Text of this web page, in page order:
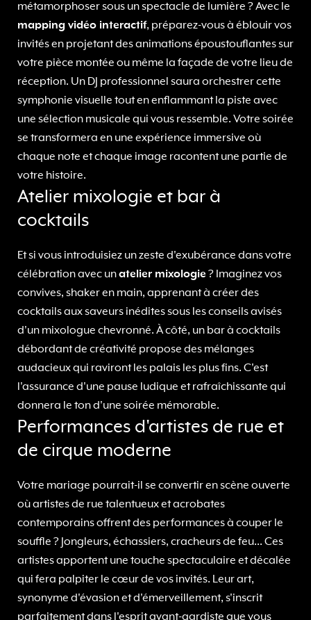
métamorphoser sous un spectacle de lumière ? Avec le
mapping vidéo interactif, préparez-vous à éblouir vos
invités en projetant des animations époustouflantes sur
votre pièce montée ou même la façade de votre lieu de
réception. Un DJ professionnel saura orchestrer cette
symphonie visuelle tout en enflammant la piste avec
une sélection musicale qui vous ressemble. Votre soirée
se transformera en une expérience immersive où
chaque note et chaque image racontent une partie de
votre histoire.
Atelier mixologie et bar à
cocktails
Et si vous introduisiez un zeste d'exubérance dans votre
célébration avec unatelier mixologie ? Imaginez vos
convives, shaker en main, apprenant à créer des
cocktails aux saveurs inédites sous les conseils avisés
d'un mixologue chevronné. À côté, un bar à cocktails
débordant de créativité propose des mélanges
audacieux qui raviront les palais les plus fins. C'est
l'assurance d'une pause ludique et rafraîchissante qui
donnera le ton d'une soirée mémorable.
Performances d'artistes de rue et
de cirque moderne
Votre mariage pourrait-il se convertir en scène ouverte
où artistes de rue talentueux et acrobates
contemporains offrent des performances à couper le
souffle ? Jongleurs, échassiers, cracheurs de feu... Ces
artistes apportent une touche spectaculaire et décalée
qui fera palpiter le cœur de vos invités. Leur art,
synonyme d'évasion et d'émerveillement, s'inscrit
parfaitement dans l'esprit avant-gardiste que vous